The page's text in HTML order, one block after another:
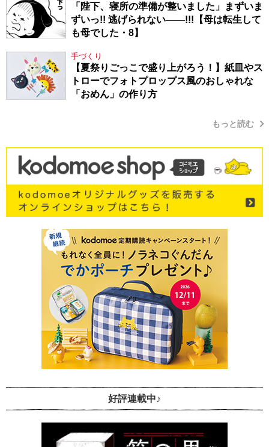
「陛下、寝所の準備が整いました」まずいま
ずいっ!! 逃げられない――!!!【母は転生して
も母でした・8】
手づくり
【夏祭りごっこで盛り上がろう！】紙皿やス
トローでフォトプロップス風のおしゃれな
「おめん」の作り方
もっと読む
好評連載中♪